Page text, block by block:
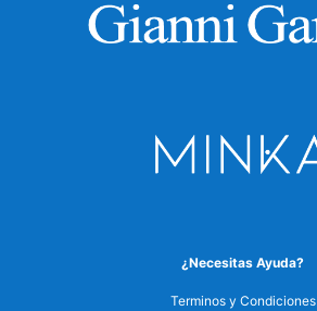
¿Necesitas Ayuda?
Terminos y Condiciones